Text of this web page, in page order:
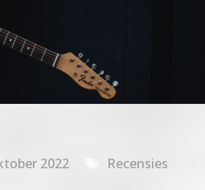
2022 Recensies